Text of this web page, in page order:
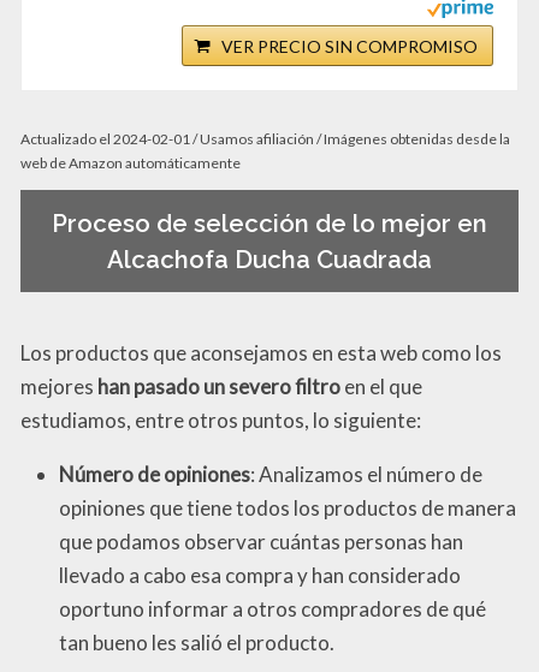
VER PRECIO SIN COMPROMISO
Actualizado el 2024-02-01 / Usamos afiliación / Imágenes obtenidas desde la
web de Amazon automáticamente
Proceso de selección de lo mejor en
Alcachofa Ducha Cuadrada
Los productos que aconsejamos en esta web como los
mejores han pasado un severo filtroen el que
estudiamos, entre otros puntos, lo siguiente:
Número de opiniones: Analizamos el número de
opiniones que tiene todos los productos de manera
que podamos observar cuántas personas han
llevado a cabo esa compra y han considerado
oportuno informar a otros compradores de qué
tan bueno les salió el producto.